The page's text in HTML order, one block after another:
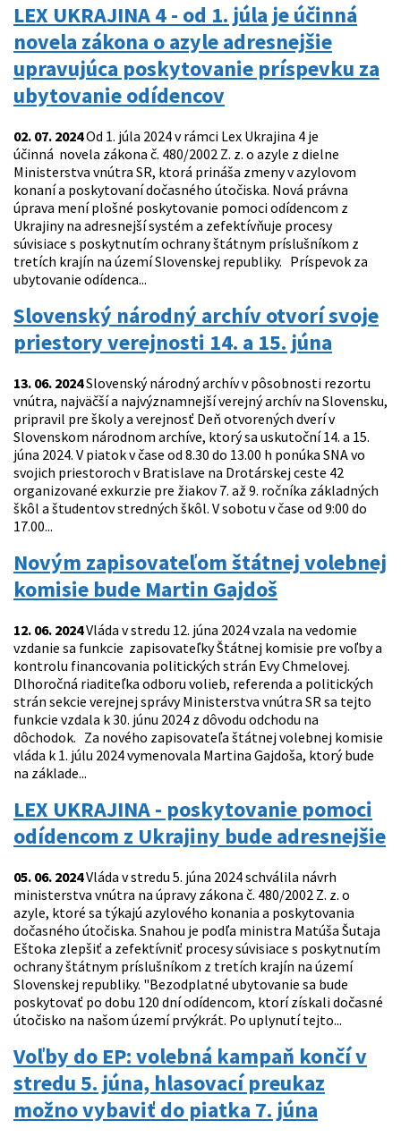
LEX UKRAJINA 4 - od 1. júla je účinná
novela zákona o azyle adresnejšie
upravujúca poskytovanie príspevku za
ubytovanie odídencov
02. 07. 2024Od 1. júla 2024 v rámci Lex Ukrajina 4 je
účinná novela zákona č. 480/2002 Z. z. o azyle z dielne
Ministerstva vnútra SR, ktorá prináša zmeny v azylovom
konaní a poskytovaní dočasného útočiska. Nová právna
úprava mení plošné poskytovanie pomoci odídencom z
Ukrajiny na adresnejší systém a zefektívňuje procesy
súvisiace s poskytnutím ochrany štátnym príslušníkom z
tretích krajín na území Slovenskej republiky. Príspevok za
ubytovanie odídenca...
Slovenský národný archív otvorí svoje
priestory verejnosti 14. a 15. júna
13. 06. 2024Slovenský národný archív v pôsobnosti rezortu
vnútra, najväčší a najvýznamnejší verejný archív na Slovensku,
pripravil pre školy a verejnosť Deň otvorených dverí v
Slovenskom národnom archíve, ktorý sa uskutoční 14. a 15.
júna 2024. V piatok v čase od 8.30 do 13.00 h ponúka SNA vo
svojich priestoroch v Bratislave na Drotárskej ceste 42
organizované exkurzie pre žiakov 7. až 9. ročníka základných
škôl a študentov stredných škôl. V sobotu v čase od 9:00 do
17.00...
Novým zapisovateľom štátnej volebnej
komisie bude Martin Gajdoš
12. 06. 2024Vláda v stredu 12. júna 2024 vzala na vedomie
vzdanie sa funkcie zapisovateľky Štátnej komisie pre voľby a
kontrolu financovania politických strán Evy Chmelovej.
Dlhoročná riaditeľka odboru volieb, referenda a politických
strán sekcie verejnej správy Ministerstva vnútra SR sa tejto
funkcie vzdala k 30. júnu 2024 z dôvodu odchodu na
dôchodok. Za nového zapisovateľa štátnej volebnej komisie
vláda k 1. júlu 2024 vymenovala Martina Gajdoša, ktorý bude
na základe...
LEX UKRAJINA - poskytovanie pomoci
odídencom z Ukrajiny bude adresnejšie
05. 06. 2024Vláda v stredu 5. júna 2024 schválila návrh
ministerstva vnútra na úpravy zákona č. 480/2002 Z. z. o
azyle, ktoré sa týkajú azylového konania a poskytovania
dočasného útočiska. Snahou je podľa ministra Matúša Šutaja
Eštoka zlepšiť a zefektívniť procesy súvisiace s poskytnutím
ochrany štátnym príslušníkom z tretích krajín na území
Slovenskej republiky. "Bezodplatné ubytovanie sa bude
poskytovať po dobu 120 dní odídencom, ktorí získali dočasné
útočisko na našom území prvýkrát. Po uplynutí tejto...
Voľby do EP: volebná kampaň končí v
stredu 5. júna, hlasovací preukaz
možno vybaviť do piatka 7. júna